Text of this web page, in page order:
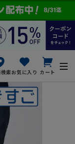
索お気に入り カート